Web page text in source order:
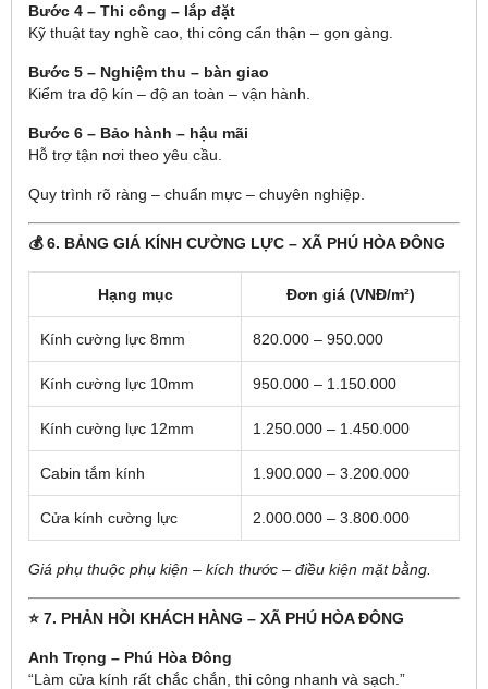
Bước 4 – Thi công – lắp đặt
Kỹ thuật tay nghề cao, thi công cẩn thận – gọn gàng.
Bước 5 – Nghiệm thu – bàn giao
Kiểm tra độ kín – độ an toàn – vận hành.
Bước 6 – Bảo hành – hậu mãi
Hỗ trợ tận nơi theo yêu cầu.
Quy trình rõ ràng – chuẩn mực – chuyên nghiệp.
💰 6. BẢNG GIÁ KÍNH CƯỜNG LỰC – XÃ PHÚ HÒA ĐÔNG
Hạng mục Đơn giá (VNĐ/m²)
Kính cường lực 8mm 820.000 – 950.000
Kính cường lực 10mm 950.000 – 1.150.000
Kính cường lực 12mm 1.250.000 – 1.450.000
Cabin tắm kính 1.900.000 – 3.200.000
Cửa kính cường lực 2.000.000 – 3.800.000
Giá phụ thuộc phụ kiện – kích thước – điều kiện mặt bằng.
⭐ 7. PHẢN HỒI KHÁCH HÀNG – XÃ PHÚ HÒA ĐÔNG
Anh Trọng – Phú Hòa Đông
“Làm cửa kính rất chắc chắn, thi công nhanh và sạch.”